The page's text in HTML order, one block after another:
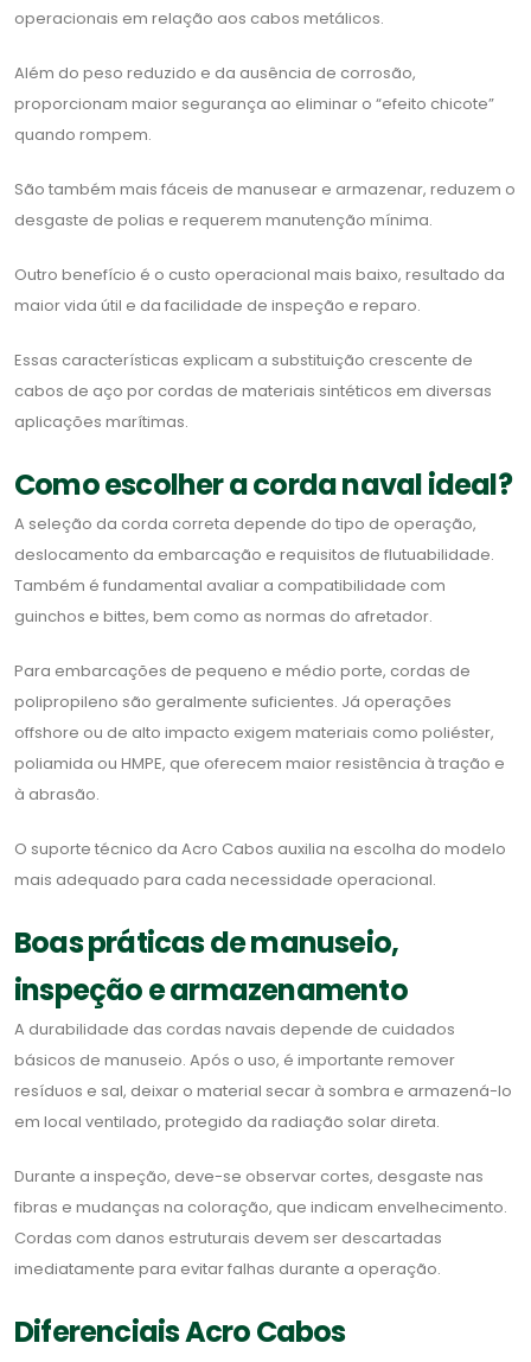
operacionais em relação aos cabos metálicos.
Além do peso reduzido e da ausência de corrosão,
proporcionam maior segurança ao eliminar o “efeito chicote”
quando rompem.
São também mais fáceis de manusear e armazenar, reduzem o
desgaste de polias e requerem manutenção mínima.
Outro benefício é o custo operacional mais baixo, resultado da
maior vida útil e da facilidade de inspeção e reparo.
Essas características explicam a substituição crescente de
cabos de aço por cordas de materiais sintéticos em diversas
aplicações marítimas.
Como escolher a corda naval ideal?
A seleção da corda correta depende do tipo de operação,
deslocamento da embarcação e requisitos de flutuabilidade.
Também é fundamental avaliar a compatibilidade com
guinchos e bittes, bem como as normas do afretador.
Para embarcações de pequeno e médio porte, cordas de
polipropileno são geralmente suficientes. Já operações
offshore ou de alto impacto exigem materiais como poliéster,
poliamida ou HMPE, que oferecem maior resistência à tração e
à abrasão.
O suporte técnico da Acro Cabos auxilia na escolha do modelo
mais adequado para cada necessidade operacional.
Boas práticas de manuseio,
inspeção e armazenamento
A durabilidade das cordas navais depende de cuidados
básicos de manuseio. Após o uso, é importante remover
resíduos e sal, deixar o material secar à sombra e armazená-lo
em local ventilado, protegido da radiação solar direta.
Durante a inspeção, deve-se observar cortes, desgaste nas
fibras e mudanças na coloração, que indicam envelhecimento.
Cordas com danos estruturais devem ser descartadas
imediatamente para evitar falhas durante a operação.
Diferenciais Acro Cabos